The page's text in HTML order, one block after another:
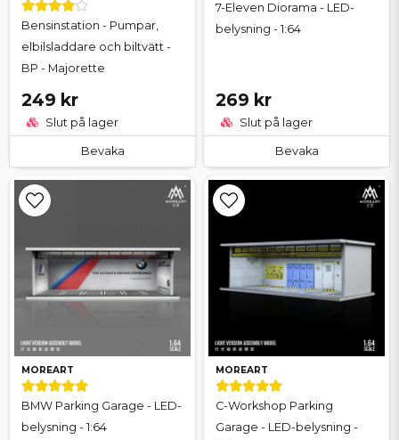
Bensinstation - Pumpar,
elbilsladdare och biltvätt -
BP - Majorette
249 kr
Slut på lager
Bevaka
7-Eleven Diorama - LED-
belysning - 1:64
269 kr
Slut på lager
Bevaka
MOREART
BMW Parking Garage - LED-
belysning - 1:64
MOREART
C-Workshop Parking
Garage - LED-belysning -